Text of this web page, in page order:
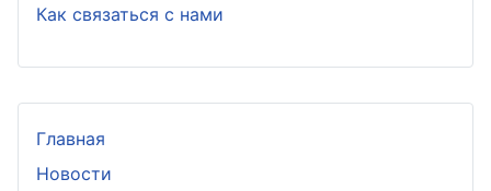
Главная
Новости
Как связаться с нами